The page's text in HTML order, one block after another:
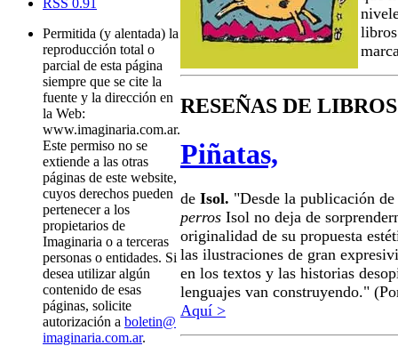
RSS 0.91
Permitida (y alentada) la
reproducción total o
parcial de esta página
siempre que se cite la
fuente y la dirección en
la Web:
www.imaginaria.com.ar.
Este permiso no se
extiende a las otras
páginas de este website,
cuyos derechos pueden
pertenecer a los
propietarios de
Imaginaria o a terceras
personas o entidades. Si
desea utilizar algún
contenido de esas
páginas, solicite
autorización a boletin@
imaginaria.com.ar.
RESEÑAS DE LIBROS
Piñatas,
de Isol. "Desde la publicación de
perros Isol no deja de
originalidad de su propuesta
las ilustraciones de gran
en los textos y las historias
lenguajes van construyendo."
Aquí >